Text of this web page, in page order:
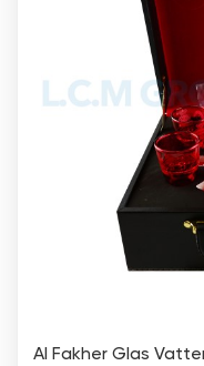
Al Fakher Glas